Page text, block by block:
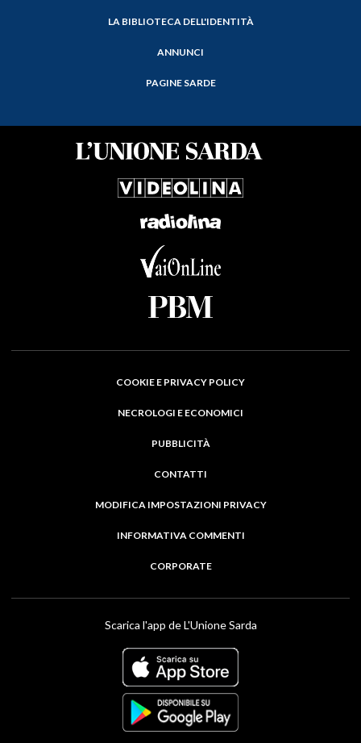
LA BIBLIOTECA DELL'IDENTITÀ
ANNUNCI
PAGINE SARDE
COOKIE E PRIVACY POLICY
NECROLOGI E ECONOMICI
PUBBLICITÀ
CONTATTI
MODIFICA IMPOSTAZIONI PRIVACY
INFORMATIVA COMMENTI
CORPORATE
Scarica l'app de L'Unione Sarda